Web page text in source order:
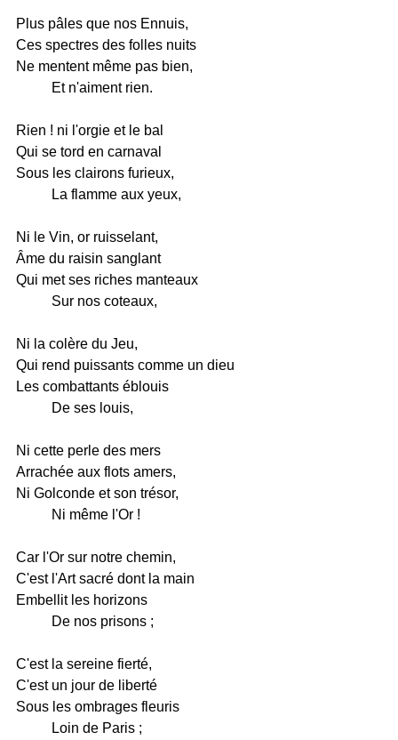
Plus pâles que nos Ennuis,
Ces spectres des folles nuits
Ne mentent même pas bien,
Et n'aiment rien.
Rien ! ni l'orgie et le bal
Qui se tord en carnaval
Sous les clairons furieux,
La flamme aux yeux,
Ni le Vin, or ruisselant,
Âme du raisin sanglant
Qui met ses riches manteaux
Sur nos coteaux,
Ni la colère du Jeu,
Qui rend puissants comme un dieu
Les combattants éblouis
De ses louis,
Ni cette perle des mers
Arrachée aux flots amers,
Ni Golconde et son trésor,
Ni même l'Or !
Car l'Or sur notre chemin,
C'est l'Art sacré dont la main
Embellit les horizons
De nos prisons ;
C'est la sereine fierté,
C'est un jour de liberté
Sous les ombrages fleuris
Loin de Paris ;